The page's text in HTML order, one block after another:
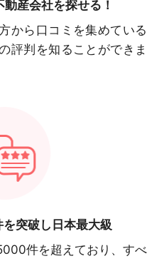
動産会社を探せる！
から口コミを集めている
評判を知ることができま
突破し日本最大級
件を超えており、すべ